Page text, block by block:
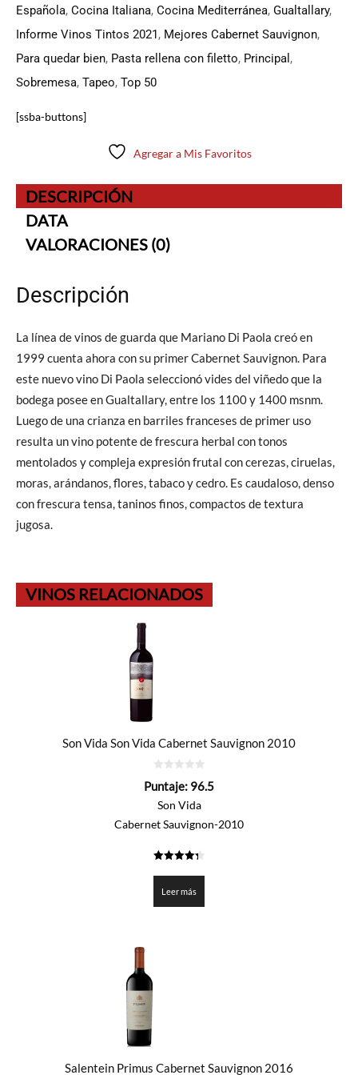
Española, Cocina Italiana, Cocina Mediterránea, Gualtallary,
Informe Vinos Tintos 2021, Mejores Cabernet Sauvignon,
Para quedar bien, Pasta rellena con filetto, Principal ,
Sobremesa, Tapeo, Top 50
[ssba-buttons]
Agregar a Mis Favoritos
DESCRIPCIÓN
DATA
VALORACIONES (0)
Descripción
La línea de vinos de guarda que Mariano Di Paola creó en
1999 cuenta ahora con su primer Cabernet Sauvignon. Para
este nuevo vino Di Paola seleccionó vides del viñedo que la
bodega posee en Gualtallary, entre los 1100 y 1400 msnm.
Luego de una crianza en barriles franceses de primer uso
resulta un vino potente de frescura herbal con tonos
mentolados y compleja expresión frutal con cerezas, ciruelas,
moras, arándanos, flores, tabaco y cedro. Es caudaloso, denso
con frescura tensa, taninos finos, compactos de textura
jugosa.
VINOS RELACIONADOS
Son Vida Son Vida Cabernet Sauvignon 2010
de
Puntaje: 96.5
Son Vida
Cabernet Sauvignon-2010
de 5
Leer más
Salentein Primus Cabernet Sauvignon 2016